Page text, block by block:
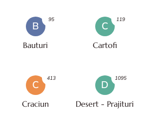
B
Bauturi
95
C
Cartofi
119
C
Craciun
413
D
Desert - Prajituri
1095